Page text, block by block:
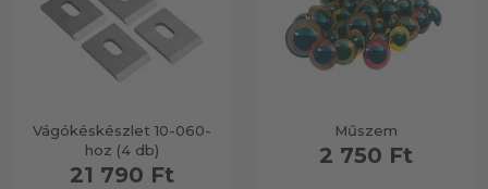
Vágókéskészlet 10-060-
hoz (4 db)
21 790 Ft
Műszem
2 750 Ft